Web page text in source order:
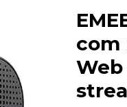
com
Web